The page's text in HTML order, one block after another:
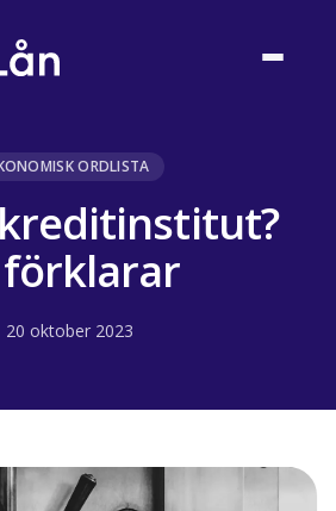
ORDLISTA
20 oktober 2023